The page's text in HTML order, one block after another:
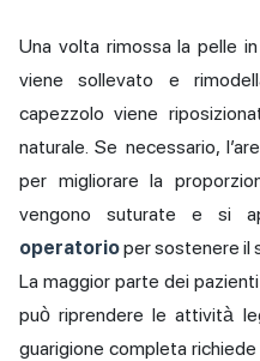
Una volta rimossa la pelle
viene sollevato e
capezzolo viene
naturale. Se necessario,
per migliorare la
vengono suturate e si
operatorioper sostenere il
La maggior parte dei
può riprendere le attività
guarigione completa